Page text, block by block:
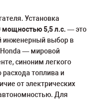
Установка
мощностью 5,5 л.с. — это
инженерный выбор в
Honda — мировой
синоним легкого
топлива и
от электрических
Для